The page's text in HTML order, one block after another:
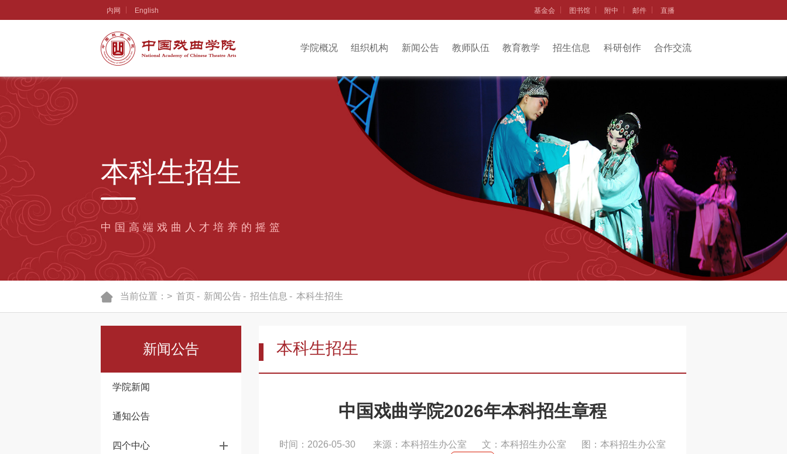
内网 English 基金会 图书馆 附中 邮件 直播
学院概况 组织机构 新闻公告 教师队伍 教育教学 招生信息 科研创作 合作交流
本科生招生
中国高端戏曲人才培养的摇篮
当前位置：> 首页- 新闻公告 - 招生信息 - 本科生招生
新闻公告
学院新闻
通知公告
四个中心
本科生招生
中国戏曲学院2026年本科招生章程
时间：2026-05-30 来源：本科招生办公室 文：本科招生办公室 图：本科招生办公室